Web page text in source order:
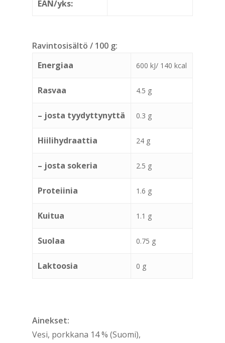
EAN/yks:
Ravintosisältö / 100 g:
Energiaa
600 kJ/ 140 kcal
Rasvaa 4.5 g
– josta tyydyttynyttä 0.3 g
Hiilihydraattia 24 g
– josta sokeria 2.5 g
Proteiinia 1.6 g
Kuitua 1.1 g
Suolaa 0.75 g
Laktoosia 0 g
Ainekset:
Vesi, porkkana 14 % (Suomi),